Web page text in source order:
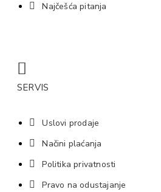
Najčešća pitanja
SERVIS
Uslovi prodaje
Načini plaćanja
Politika privatnosti
Pravo na odustajanje